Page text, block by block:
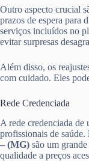
Outro aspecto crucial
prazos de espera para
serviços incluídos no
evitar surpresas
Além disso, os
com cuidado. Eles
Rede Credenciada
A rede credenciada
profissionais de saúde.
– (MG) são um
qualidade a preços